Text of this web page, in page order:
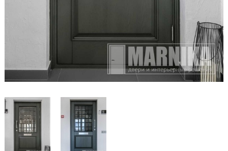
Стеклянные/зеркальные
Двери-книги
Межкомнатные перегородки
Стеновые панели
Порталы
Образцы межкомнатные
Фурнитура